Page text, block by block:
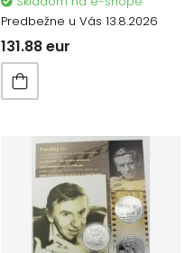
Predbežne u Vás 13.8.2026
131.88 eur